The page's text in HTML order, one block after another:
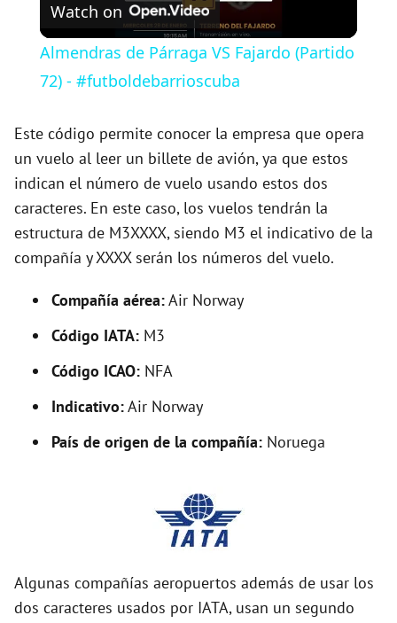
l
a
y
V
i
d
o
Watch on
Almendras de Párraga VS Fajardo (Partido
72) - #futboldebarrioscuba
Este código permite conocer la empresa que opera
un vuelo al leer un billete de avión, ya que estos
indican el número de vuelo usando estos dos
caracteres. En este caso, los vuelos tendrán la
estructura de M3XXXX, siendo M3 el indicativo de la
compañía y XXXX serán los números del vuelo.
Compañía aérea:Air Norway
Código IATA: M3
Código ICAO: NFA
Indicativo:Air Norway
País de origen de la compañía: Noruega
Algunas compañías aeropuertos además de usar los
dos caracteres usados por IATA, usan un segundo